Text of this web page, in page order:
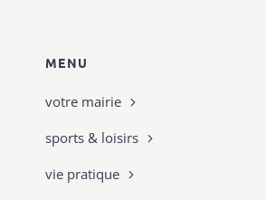
MENU
votre mairie
sports & loisirs
vie pratique